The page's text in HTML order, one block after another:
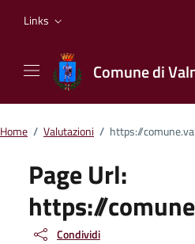
Links
Comune di
Home / Valutazioni / https://
Page Url:
https://
Condividi